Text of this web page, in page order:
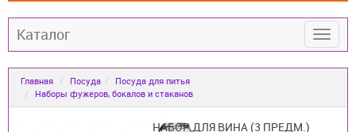
Каталог
Главная Посуда
Посуда для питья
Наборы фужеров, бокалов и стаканов
НАБОР ДЛЯ ВИНА (3 ПРЕДМ.)